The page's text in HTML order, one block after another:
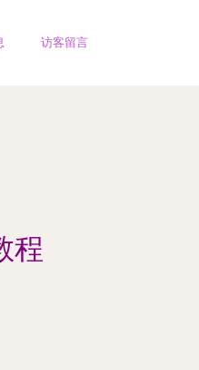
访客留言
程